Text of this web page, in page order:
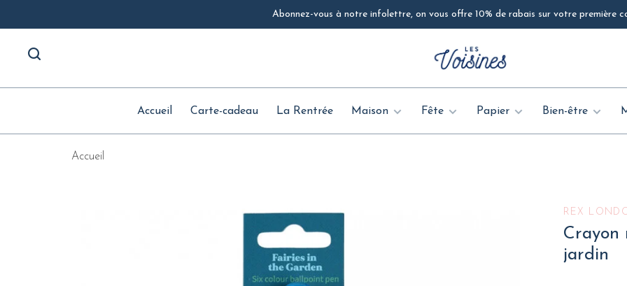
Abonnez-vous à notre infolettre, on vous offre 10% de rabais sur votre première
Accueil Carte-cadeau La Rentrée Maison Fête Papier Bien-être
Accueil
REX
Crayon
jardin